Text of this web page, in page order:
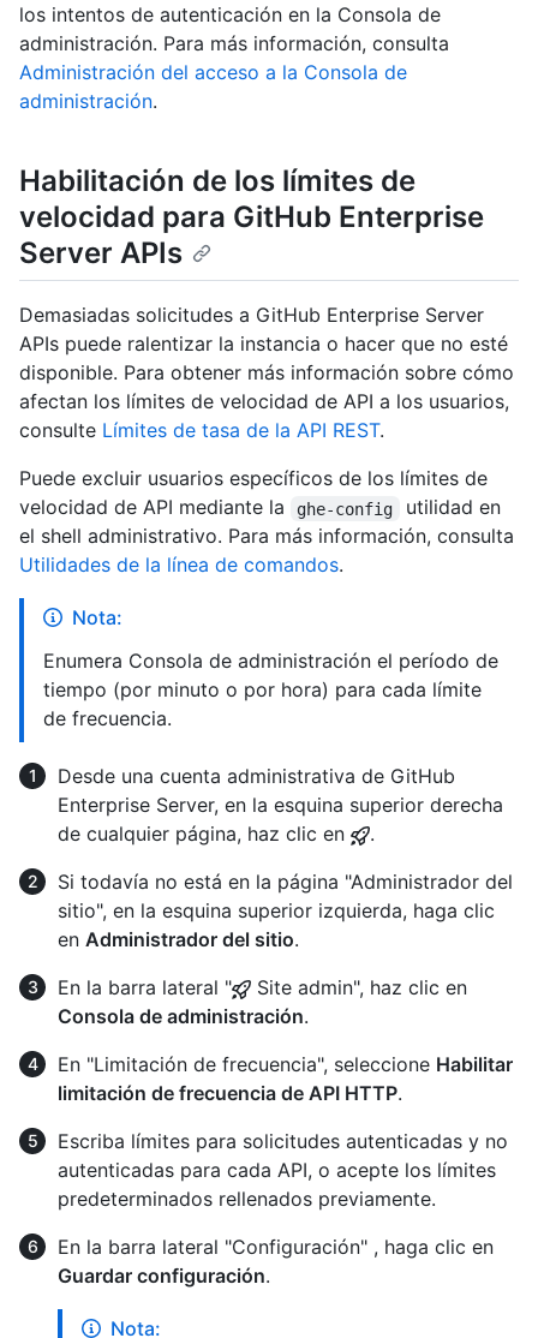
los intentos de autenticación en la Consola de
administración. Para más información, consulta
Administración del acceso a la Consola de
administración.
Habilitación de los límites de
velocidad para GitHub Enterprise
Server APIs
Demasiadas solicitudes a GitHub Enterprise Server
APIs puede ralentizar la instancia o hacer que no esté
disponible. Para obtener más información sobre cómo
afectan los límites de velocidad de API a los usuarios,
consulte Límites de tasa de la API REST.
Puede excluir usuarios específicos de los límites de
velocidad de API mediante la
ghe-config
utilidad en
el shell administrativo. Para más información, consulta
Utilidades de la línea de comandos.
Nota:
Enumera Consola de administración el período de
tiempo (por minuto o por hora) para cada límite
de frecuencia.
Desde una cuenta administrativa de GitHub
Enterprise Server, en la esquina superior derecha
de cualquier página, haz clic en
.
Si todavía no está en la página "Administrador del
sitio", en la esquina superior izquierda, haga clic
en Administrador del sitio.
En la barra lateral "
Site admin", haz clic en
Consola de administración.
En "Limitación de frecuencia", seleccione Habilitar
limitación de frecuencia de API HTTP.
Escriba límites para solicitudes autenticadas y no
autenticadas para cada API, o acepte los límites
predeterminados rellenados previamente.
En la barra lateral "Configuración" , haga clic en
Guardar configuración.
Nota: